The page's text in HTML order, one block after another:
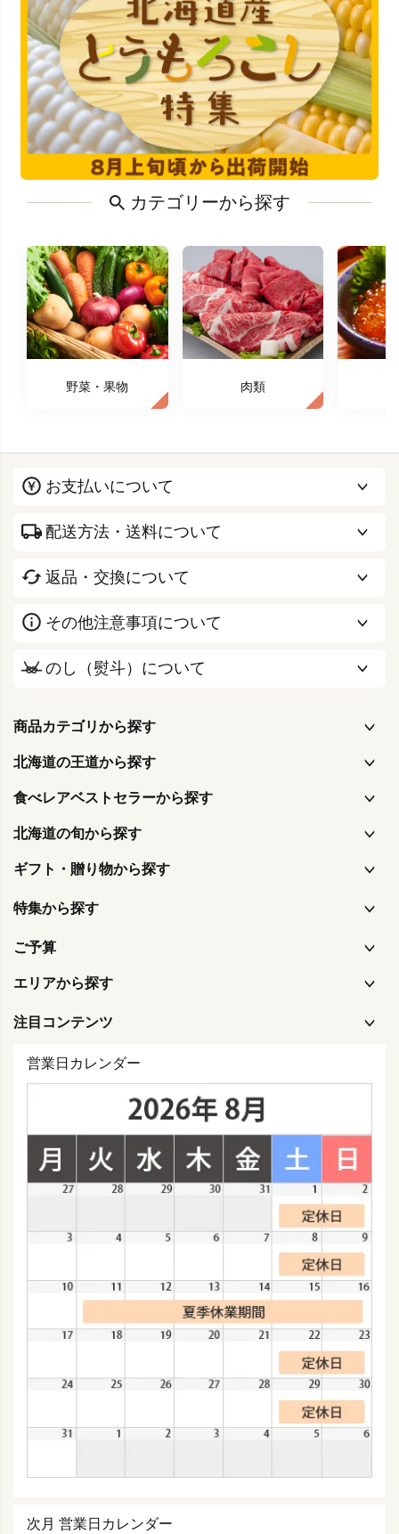
カテゴリーから探す
野菜・果物 肉類
お支払いについて
配送方法・送料について
返品・交換について
その他注意事項について
のし（熨斗）について
商品カテゴリから探す
北海道の王道から探す
食べレアベストセラーから探す
北海道の旬から探す
ギフト・贈り物から探す
特集から探す
ご予算
エリアから探す
注目コンテンツ
営業日カレンダー
次月 営業日カレンダー